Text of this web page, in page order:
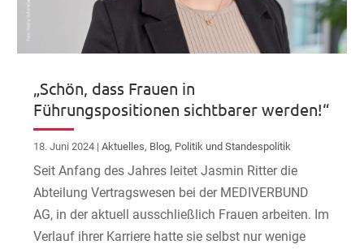
„Schön, dass Frauen in
Führungspositionen sichtbarer werden!“
18. Juni 2024 |Aktuelles, Blog, Politik und Standespolitik
Seit Anfang des Jahres leitet Jasmin Ritter die
Abteilung Vertragswesen bei der MEDIVERBUND
AG, in der aktuell ausschließlich Frauen arbeiten. Im
Verlauf ihrer Karriere hatte sie selbst nur wenige